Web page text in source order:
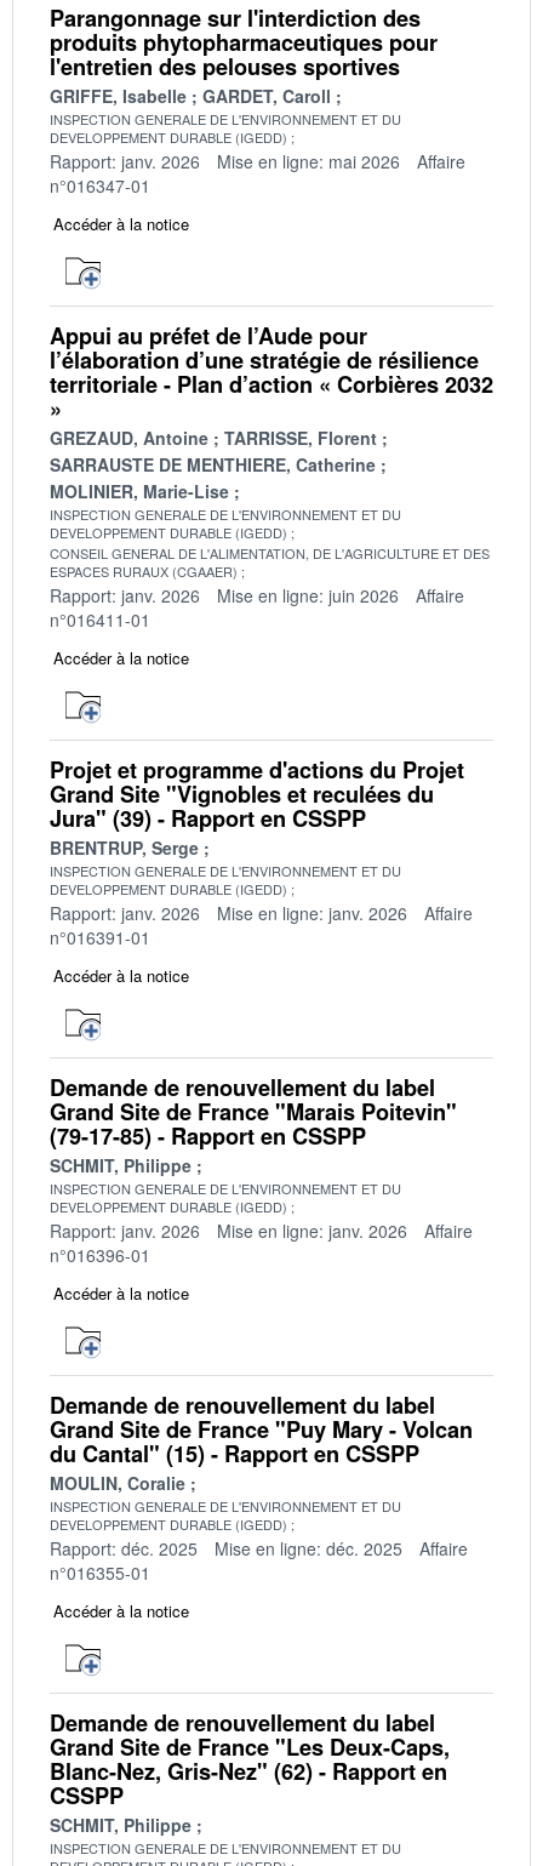
Parangonnage sur l'interdiction des
produits phytopharmaceutiques pour
l'entretien des pelouses sportives
GRIFFE, Isabelle GARDET, Caroll
INSPECTION GENERALE DE L'ENVIRONNEMENT ET DU
DEVELOPPEMENT DURABLE (IGEDD)
Rapport: janv. 2026 Mise en ligne: mai 2026
Affaire
n°016347-01
Accéder à la notice
Appui au préfet de l’Aude pour
l’élaboration d’une stratégie de résilience
territoriale - Plan d’action « Corbières 2032
»
GREZAUD, Antoine
TARRISSE, Florent
SARRAUSTE DE MENTHIERE, Catherine
MOLINIER, Marie-Lise
INSPECTION GENERALE DE L'ENVIRONNEMENT ET DU
DEVELOPPEMENT DURABLE (IGEDD)
CONSEIL GENERAL DE L'ALIMENTATION, DE L'AGRICULTURE ET DES
ESPACES RURAUX (CGAAER)
Rapport: janv. 2026 Mise en ligne: juin 2026
Affaire
n°016411-01
Accéder à la notice
Projet et programme d'actions du Projet
Grand Site "Vignobles et reculées du
Jura" (39) - Rapport en CSSPP
BRENTRUP, Serge
INSPECTION GENERALE DE L'ENVIRONNEMENT ET DU
DEVELOPPEMENT DURABLE (IGEDD)
Rapport: janv. 2026 Mise en ligne: janv. 2026
Affaire
n°016391-01
Accéder à la notice
Demande de renouvellement du label
Grand Site de France "Marais Poitevin"
(79-17-85) - Rapport en CSSPP
SCHMIT, Philippe
INSPECTION GENERALE DE L'ENVIRONNEMENT ET DU
DEVELOPPEMENT DURABLE (IGEDD)
Rapport: janv. 2026 Mise en ligne: janv. 2026
Affaire
n°016396-01
Accéder à la notice
Demande de renouvellement du label
Grand Site de France "Puy Mary - Volcan
du Cantal" (15) - Rapport en CSSPP
MOULIN, Coralie
INSPECTION GENERALE DE L'ENVIRONNEMENT ET DU
DEVELOPPEMENT DURABLE (IGEDD)
Rapport: déc. 2025 Mise en ligne: déc. 2025
Affaire
n°016355-01
Accéder à la notice
Demande de renouvellement du label
Grand Site de France "Les Deux-Caps,
Blanc-Nez, Gris-Nez" (62) - Rapport en
CSSPP
SCHMIT, Philippe
INSPECTION GENERALE DE L'ENVIRONNEMENT ET DU